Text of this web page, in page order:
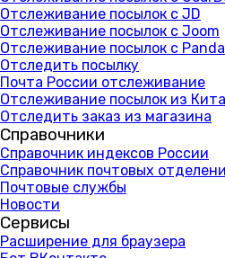
Отслеживание посылок с JD
Отслеживание посылок с Joom
Отслеживание посылок с
Отследить посылку
Почта России отслеживание
Отслеживание посылок из
Отследить заказ из магазина
Справочники
Справочник индексов России
Справочник почтовых
Почтовые службы
Новости
Сервисы
Расширение для браузера